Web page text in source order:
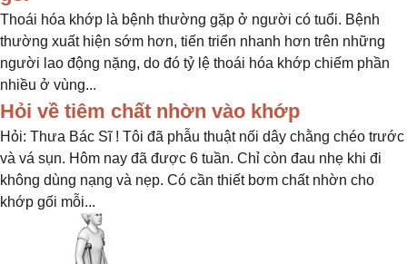
Thoái hóa khớp là bệnh thường gặp ở người có tuổi. Bệnh
thường xuất hiện sớm hơn, tiến triển nhanh hơn trên những
người lao động nặng, do đó tỷ lệ thoái hóa khớp chiếm phần
nhiều ở vùng...
Hỏi về tiêm chất nhờn vào khớp
Hỏi: Thưa Bác Sĩ ! Tôi đã phẫu thuật nối dây chằng chéo trước
và vá sụn. Hôm nay đã được 6 tuần. Chỉ còn đau nhẹ khi đi
không dùng nạng và nẹp. Có cần thiết bơm chất nhờn cho
khớp gối mỗi...